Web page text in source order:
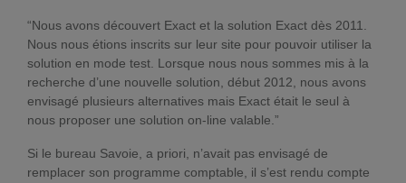
“Nous avons découvert Exact et la solution Exact dès 2011.
Nous nous étions inscrits sur leur site pour pouvoir utiliser la
solution en mode test. Lorsque nous nous sommes mis à la
recherche d’une nouvelle solution, début 2012, nous avons
envisagé plusieurs alternatives mais Exact était le seul à
nous proposer une solution on-line valable.”
Si le bureau Savoie, a priori, n’avait pas envisagé de
remplacer son programme comptable, il s’est rendu compte